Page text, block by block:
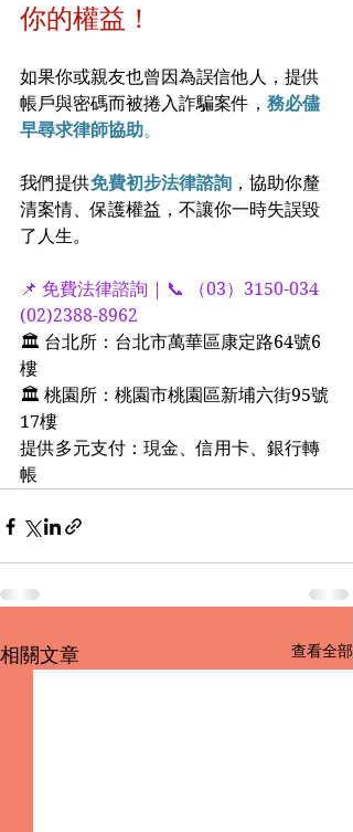
你的權益！
如果你或親友也曾因為誤信他人，提供
帳戶與密碼而被捲入詐騙案件， 務必儘
早尋求律師協助。
我們提供免費初步法律諮詢 ，協助你釐
清案情、保護權益，不讓你一時失誤毀
了人生。
📌 免費法律諮詢 | 📞 （03）3150-034
(02)2388-8962
🏛 台北所：台北市萬華區康定路64號6
樓
🏛 桃園所：桃園市桃園區新埔六街95號
17樓
提供多元支付：現金、信用卡、銀行轉
帳
相關文章 查看全部